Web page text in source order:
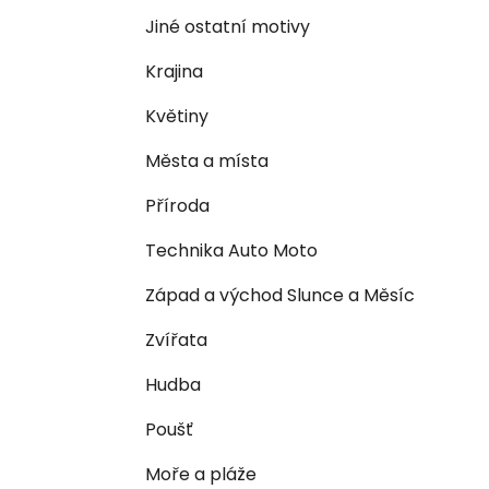
Jiné ostatní motivy
Krajina
Květiny
Města a místa
Příroda
Technika Auto Moto
Západ a východ Slunce a Měsíc
Zvířata
Hudba
Poušť
Moře a pláže